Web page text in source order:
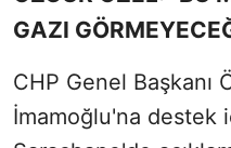
GAZI
CHP Genel Başkanı
İmamoğlu'na destek